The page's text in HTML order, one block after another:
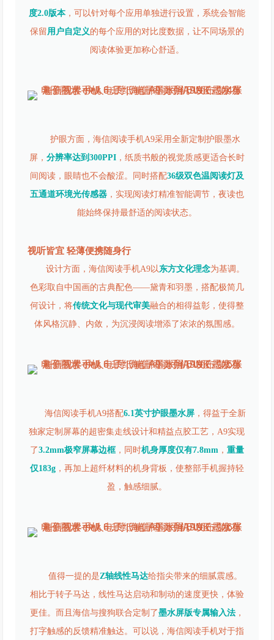
度2.0版本，可以针对每个应用单独进行设置，系统会智能
保留用户自定义的每个应用的对比度数据，让不同场景的
阅读体验更加称心舒适。
护眼方面，海信阅读手机A9采用全新定制护眼墨水
屏， 分辨率达到300PPI，纸质书般的视觉质感更适合长时
间阅读，眼睛也不会酸涩。同时搭配36级双色温阅读灯及
五通道环境光传感器，实现阅读灯精准智能调节，夜读也
能始终保持最舒适的阅读状态。
视听皆宜 轻薄便携随身行
设计方面，海信阅读手机A9以东方文化理念为基调。
色彩取自中国画的古典配色——黛青和羽墨，搭配极简几
何设计，将传统文化与现代审美融合的相得益彰，使得整
体风格沉静、内敛，为沉浸阅读增添了浓浓的氛围感。
海信阅读手机A9搭配6.1英寸护眼墨水屏 ，得益于全新
独家定制屏幕的超密集走线设计和精益点胶工艺，A9实现
了3.2mm极窄屏幕边框，同时机身厚度仅有7.8mm， 重量
仅183g，再加上超纤材料的机身背板，使整部手机握持轻
盈，触感细腻。
值得一提的是Z轴线性马达给指尖带来的细腻震感。
相比于转子马达，线性马达启动和制动的速度更快，体验
更佳。而且海信与搜狗联合定制了墨水屏版专属输入法，
打字触感的反馈精准触达。可以说，海信阅读手机对于指